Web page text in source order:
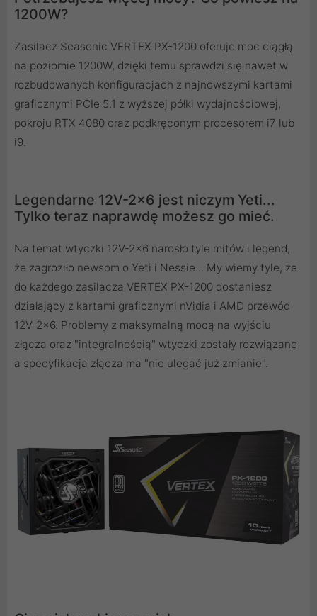
1200W?
Zasilacz Seasonic VERTEX PX-1200 oferuje moc ciągłą
na poziomie 1200W, dzięki temu sprawdzi się nawet w
rozbudowanych konfiguracjach z najnowszymi kartami
graficznymi PCIe 5.1 z wyższej półki wydajnościowej,
pokroju RTX 4080 oraz podkręconym procesorem i7 lub
i9.
Legendarne 12V-2x6 jest niczym Yeti...
Tylko teraz naprawdę możesz go mieć.
Na temat wtyczki 12V-2x6 narosło tyle mitów i legend,
że zagroziło newsom o Yeti i Nessie... My wiemy tyle, że
do każdego zasilacza VERTEX PX-1200 dostaniesz
działający z kartami graficznymi nVidia i AMD przewód
12V-2x6. Problemy z maksymalną mocą na wyjściu
złącza oraz "integralnością" wtyczki zostały rozwiązane
a specyfikacja złącza ma "nie ulegać już zmianie".